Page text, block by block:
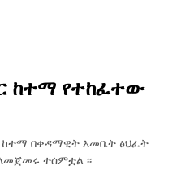
ከተማ የተከፈተው
በቀዳማዊት እመቤት ፅህፈት
ተሰምቷል ፡፡